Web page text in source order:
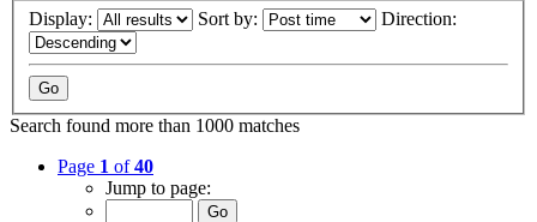
Display: Sort by: Direction:
Search found more than 1000 matches
Page 1 of40
Jump to page: